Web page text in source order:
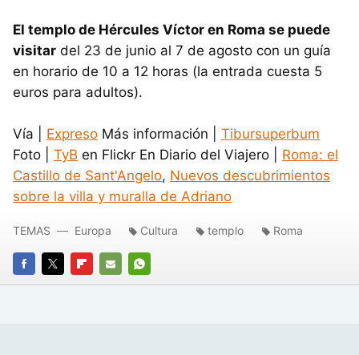
El templo de Hércules Víctor en Roma se puede
visitar del 23 de junio al 7 de agosto con un guía
en horario de 10 a 12 horas (la entrada cuesta 5
euros para adultos).
Vía | Expreso Más información | Tibursuperbum
Foto | TyB en Flickr En Diario del Viajero | Roma: el
Castillo de Sant'Angelo, Nuevos descubrimientos
sobre la villa y muralla de Adriano
FACEBOOK
TWITTERFLIPBOARD
E-
WHATSAPP
TEMAS Europa Cultura templo Roma